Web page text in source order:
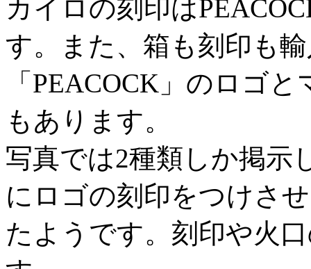
カイロの刻印は
す。また、箱も刻印も
「PEACOCK」のロゴ
もあります。
写真では2種類しか掲示
にロゴの刻印をつけさ
たようです。刻印や火